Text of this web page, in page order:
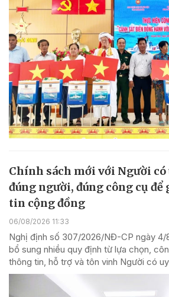
Chính sách mới với Người
đúng người, đúng công cụ
tin cộng đồng
06/08/2026 11:33
Nghị định số 307/2026/NĐ-CP ngày 4/
bổ sung nhiều quy định từ lựa chọn,
thông tin, hỗ trợ và tôn vinh Người có